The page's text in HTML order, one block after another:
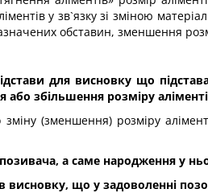
у зв`язку зі зміною
обставин, зменшення
для висновку що
або збільшення розміру
(зменшення) розміру
а саме народження у
що у задоволенні